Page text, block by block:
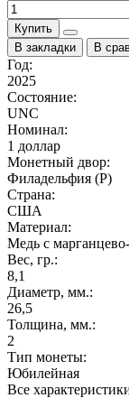
Купить
В закладки
В
Год:
2025
Состояние:
UNC
Номинал:
1 доллар
Монетный двор:
Филадельфия (P)
Страна:
США
Материал:
Медь с
Вес, гр.:
8,1
Диаметр, мм.:
26,5
Толщина, мм.:
2
Тип монеты:
Юбилейная
Все